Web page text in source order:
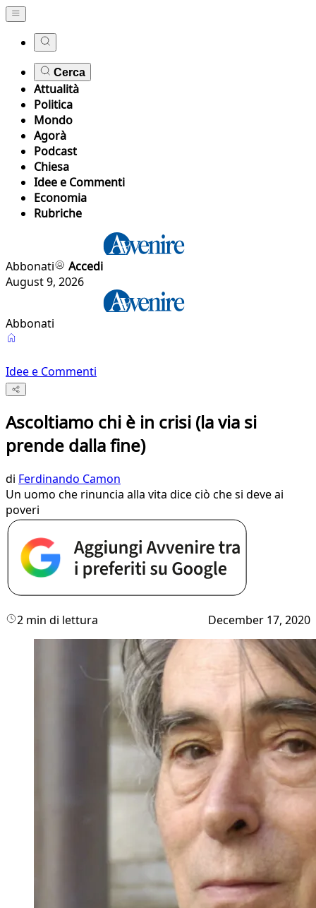
Cerca
Attualità
Politica
Mondo
Agorà
Podcast
Chiesa
Idee e Commenti
Economia
Rubriche
Abbonati
Accedi
August 9, 2026
Abbonati
Idee e Commenti
Ascoltiamo chi è in crisi (la via si
prende dalla fine)
di Ferdinando Camon
Un uomo che rinuncia alla vita dice ciò che si deve ai
poveri
2 min di lettura December 17, 2020